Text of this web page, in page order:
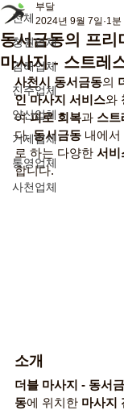
전체
창원업체
김해업체
진주업체
양산업체
거제업체
통영업체
사천업체
동서금동의 프
마사지 - 스트레
부달
2024년 9월 7일 1분
사천시 동서금동의
인 마사지 서비스와
여 피로 회복과 스트
다. 동서금동 내에서
로 하는 다양한 서비
합니다.
소개
더블 마사지 - 동서
동에 위치한 마사지